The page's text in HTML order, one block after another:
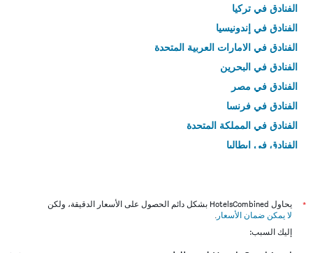
الفنادق في تركيا
الفنادق في إندونيسيا
الفنادق في الامارات العربية المتحدة
الفنادق في البحرين
الفنادق في مصر
الفنادق في فرنسا
الفنادق في المملكة المتحدة
الفنادق في إيطاليا
*
يحاول HotelsCombined بشكل دائم الحصول على الأسعار الدقيقة، ولكن
لا يمكن ضمان الأسعار .
إليك السبب: